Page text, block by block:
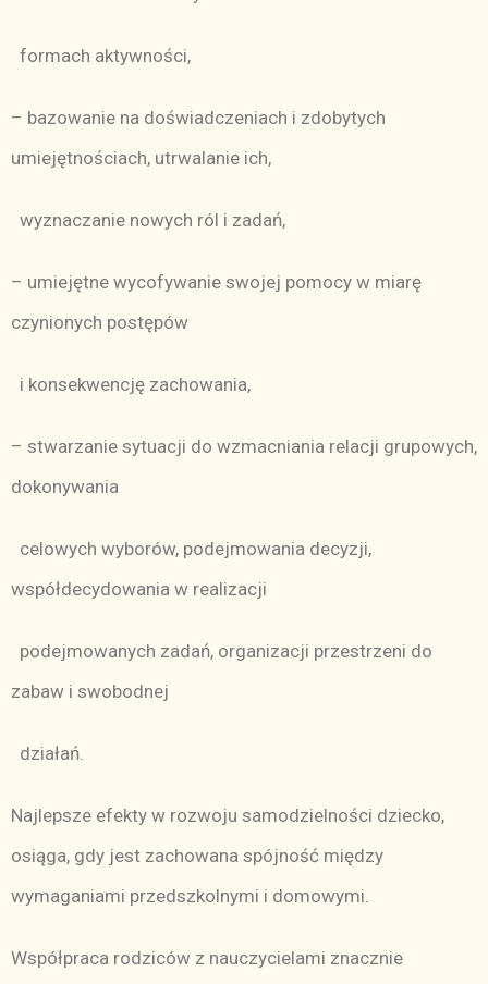
formach aktywności,
– bazowanie na doświadczeniach i zdobytych
umiejętnościach, utrwalanie ich,
wyznaczanie nowych ról i zadań,
– umiejętne wycofywanie swojej pomocy w miarę
czynionych postępów
i konsekwencję zachowania,
– stwarzanie sytuacji do wzmacniania relacji grupowych,
dokonywania
celowych wyborów, podejmowania decyzji,
współdecydowania w realizacji
podejmowanych zadań, organizacji przestrzeni do
zabaw i swobodnej
działań.
Najlepsze efekty w rozwoju samodzielności dziecko,
osiąga, gdy jest zachowana spójność między
wymaganiami przedszkolnymi i domowymi.
Współpraca rodziców z nauczycielami znacznie